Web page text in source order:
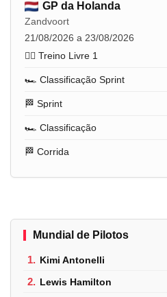
GP da Holanda
Zandvoort
21/08/2026 a 23/08/2026
🏋️‍♂️ Treino Livre 1
🏎️ Classificação Sprint
🏁 Sprint
🏎️ Classificação
🏁 Corrida
Mundial de Pilotos
1. Kimi Antonelli
2. Lewis Hamilton